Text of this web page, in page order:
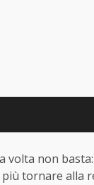
volta non
tornare alla